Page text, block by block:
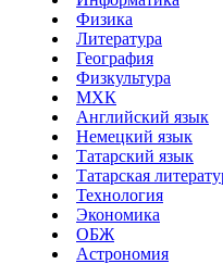
Физика
Литература
География
Физкультура
МХК
Английский язык
Немецкий язык
Татарский язык
Татарская
Технология
Экономика
ОБЖ
Астрономия